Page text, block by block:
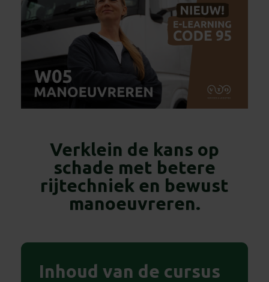
Verklein de kans op
schade met betere
rijtechniek en bewust
manoeuvreren.
Inhoud van de cursus